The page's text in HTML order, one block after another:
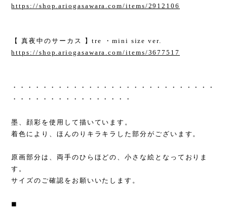
https://shop.ariogasawara.com/items/2912106
【 真夜中のサーカス 】tre ・mini size ver.
https://shop.ariogasawara.com/items/3677517
・・・・・・・・・・・・・・・・・・・・・・・・・・・
・・・・・・・・・・・・・・・・
墨、顔彩を使用して描いています。
着色により、ほんのりキラキラした部分がございます。
原画部分は、両手のひらほどの、小さな絵となっておりま
す。
サイズのご確認をお願いいたします。
◼︎